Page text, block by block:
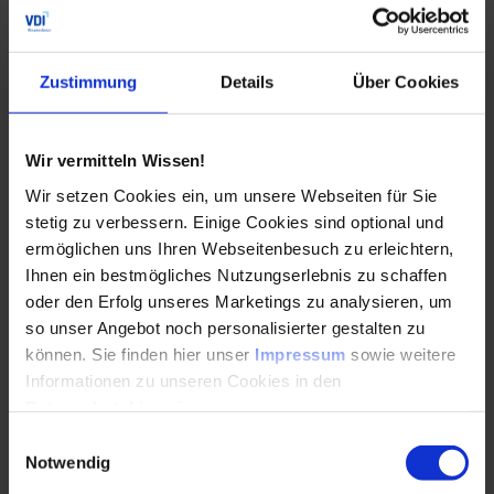
Zustimmung Details Über Cookies
Wir vermitteln Wissen!
Wir setzen Cookies ein, um unsere Webseiten für Sie
stetig zu verbessern. Einige Cookies sind optional und
ermöglichen uns Ihren Webseitenbesuch zu erleichtern,
Ihnen ein bestmögliches Nutzungserlebnis zu schaffen
oder den Erfolg unseres Marketings zu analysieren, um
so unser Angebot noch personalisierter gestalten zu
können. Sie finden hier unser Impressum sowie weitere
Informationen zu unseren Cookies in den
Notwendig
So wählst du das richtige Modul aus unserem
Zertifikatslehrgänge des VDI Wissensforums sind
Weiterbildungskonzepts, das dich über deine gesamte
Karriere begleitet. Du kannst jede Stufe nach Bedarf
einzeln buchen. So sicherst du dir deinen beruflichen
Erfolg mit dem passenden Zertifikat für deinennächsten
Karriereschritt.
DieZertifikatskurserichten sich in erster Linie anNeu-
und Quereinsteigende
(Basiszertifikat) sowie an
Ingenieur*innen, die bereits erste
Berufserfahrungengesammelt haben (Aufbauzertifikat).
Unser Angebot an Zertifikatskursen ist breit gefächert
und deckt sowohl technische Themenstellungen als auch